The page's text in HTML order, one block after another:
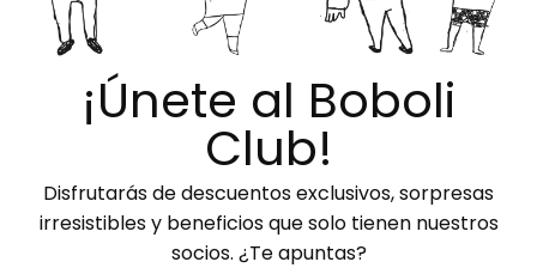
¡Únete al Boboli
Club!
Disfrutarás de descuentos exclusivos, sorpresas
irresistibles y beneficios que solo tienen nuestros
socios. ¿Te apuntas?